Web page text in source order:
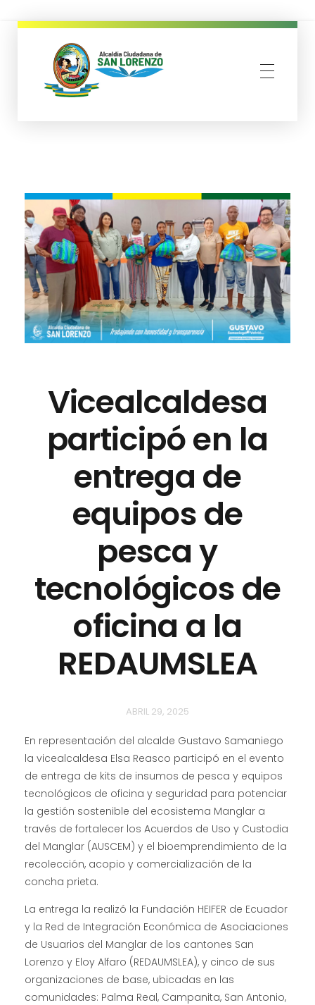
Vicealcaldesa
participó en la
entrega de
equipos de
pesca y
tecnológicos de
oficina a la
REDAUMSLEA
ABRIL 29, 2025
En representación del alcalde Gustavo Samaniego
la vicealcaldesa Elsa Reasco participó en el evento
de entrega de kits de insumos de pesca y equipos
tecnológicos de oficina y seguridad para potenciar
la gestión sostenible del ecosistema Manglar a
través de fortalecer los Acuerdos de Uso y Custodia
del Manglar (AUSCEM) y el bioemprendimiento de la
recolección, acopio y comercialización de la
concha prieta.
La entrega la realizó la Fundación HEIFER de Ecuador
y la Red de Integración Económica de Asociaciones
de Usuarios del Manglar de los cantones San
Lorenzo y Eloy Alfaro (REDAUMSLEA), y cinco de sus
organizaciones de base, ubicadas en las
comunidades: Palma Real, Campanita, San Antonio,